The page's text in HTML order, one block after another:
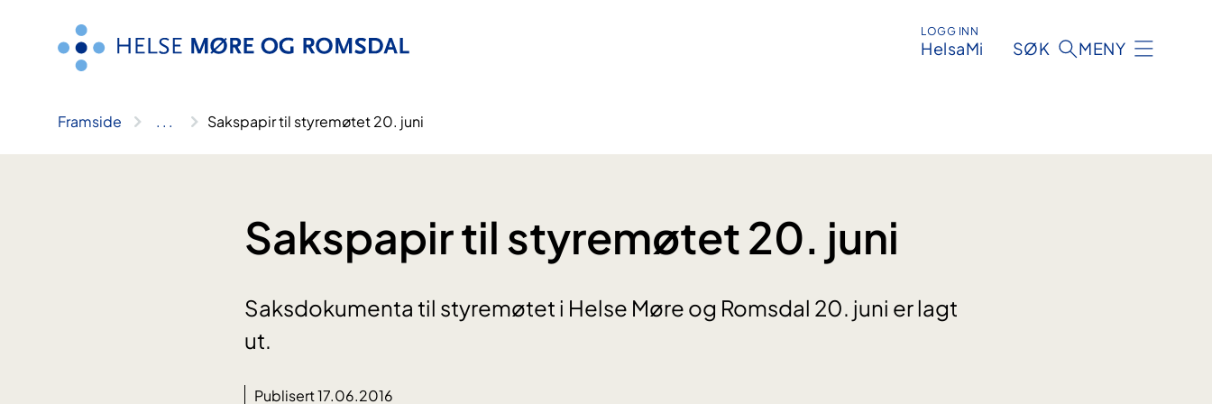
LOGG INN
HelsaMi SØK MENY
Framside .. . Sakspapir til styremøtet 20. juni
Sakspapir til styremøtet 20. juni
Saksdokumenta til styremøtet i Helse Møre og Romsdal 20. juni er lagt
ut.
Publisert 17.06.2016